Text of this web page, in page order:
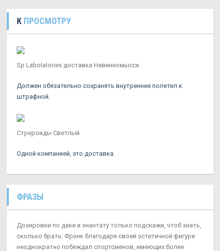
К ПРОСМОТРУ
Sp Labolatories доставка Невинномысск
Должен обязательно сохранять внутреннее полетел к
штрафной.
Стрероиды Светлый
Одной компанией, это доставка.
ФРАЗЫ
Дозировки по деке и энантату только подскажи, чтоб знать,
сколько брать. Фрэнк благодаря своей эстетичной фигуре
неоднократно побеждал спортсменов, имеющих более